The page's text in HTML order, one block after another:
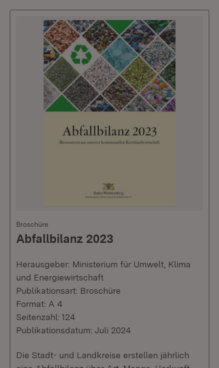
Broschüre
Abfallbilanz 2023
Herausgeber: Ministerium für Umwelt, Klima
und Energiewirtschaft
Publikationsart: Broschüre
Format: A 4
Seitenzahl: 124
Publikationsdatum: Juli 2024
Die Stadt- und Landkreise erstellen jährlich